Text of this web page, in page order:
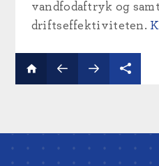
vandfodaftryk og
driftseffektiviteten.